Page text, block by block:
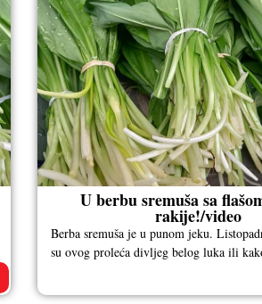
U berbu sremuša sa
rakije!/video
Berba sremuša je u punom jeku.
su ovog proleća divljeg belog luka ili